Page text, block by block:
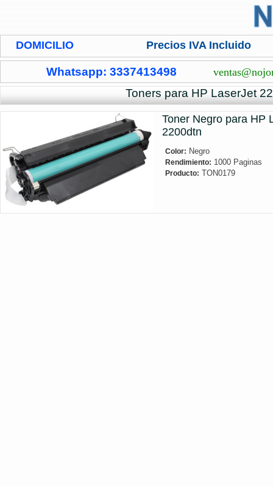
DOMICILIO Precios IVA Incluido
Whatsapp: 3337413498
Toners para HP LaserJet
Toner Negro para HP
2200dtn
Color: Negro
Rendimiento: 1000 Paginas
Producto: TON0179